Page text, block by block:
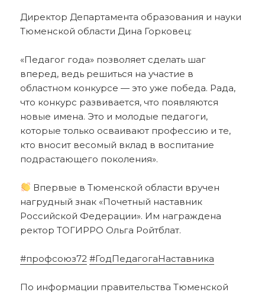
Директор Департамента образования и науки
Тюменской области Дина Горковец:
«Педагог года» позволяет сделать шаг
вперед, ведь решиться на участие в
областном конкурсе — это уже победа. Рада,
что конкурс развивается, что появляются
новые имена. Это и молодые педагоги,
которые только осваивают профессию и те,
кто вносит весомый вклад в воспитание
подрастающего поколения».
Впервые в Тюменской области вручен
нагрудный знак «Почетный наставник
Российской Федерации». Им награждена
ректор ТОГИРРО Ольга Ройтблат.
#профсоюз72 #ГодПедагогаНаставника
По информации правительства Тюменской